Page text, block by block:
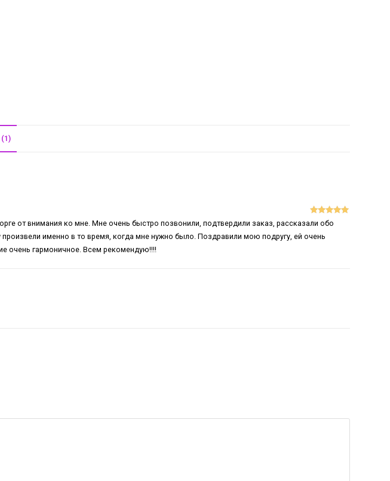
Оценка
от внимания ко мне. Мне очень быстро позвонили, подтвердили заказ, рассказали обо
именно в то время, когда мне нужно было. Поздравили мою подругу, ей очень
очень гармоничное. Всем рекомендую!!!!